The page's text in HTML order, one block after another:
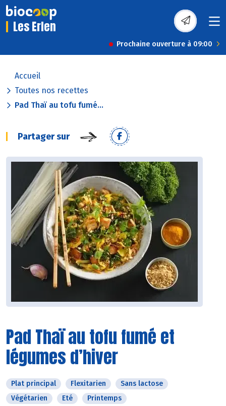
Les Erlen
Prochaine ouverture à 09:00
Accueil
Toutes nos recettes
Pad Thaï au tofu fumé...
Partager sur
Pad Thaï au tofu fumé et
légumes d’hiver
Plat principal Flexitarien
Sans lactose
Végétarien
Eté Printemps